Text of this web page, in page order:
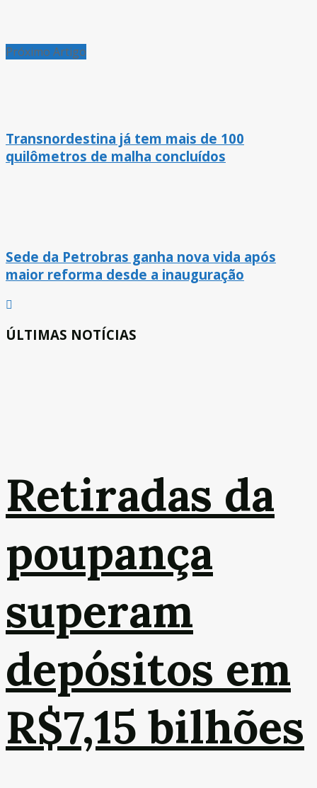
Próximo Artigo
Transnordestina já tem mais de 100
quilômetros de malha concluídos
Sede da Petrobras ganha nova vida após
maior reforma desde a inauguração
ÚLTIMAS NOTÍCIAS
Retiradas da
poupança
superam
depósitos em
R$7,15 bilhões